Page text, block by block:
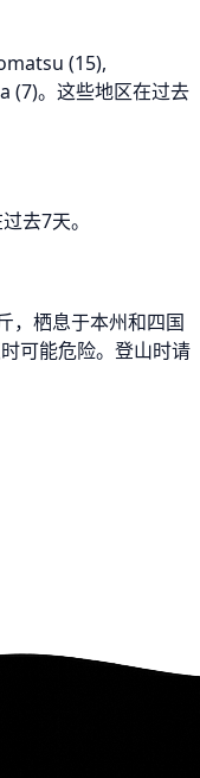
(15),
(7)。这些地区在过去
去7天。
，栖息于本州和四国
可能危险。登山时请